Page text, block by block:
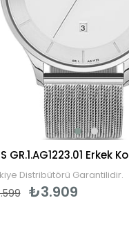
GR.1.AG1223.01 Erkek
Distribütörü Garantilidir.
₺3.909